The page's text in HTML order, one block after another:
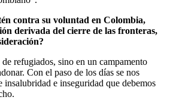
contra su voluntad en Colombia,
derivada del cierre de las fronteras,
refugiados, sino en un campamento
Con el paso de los días se nos
insalubridad e inseguridad que debemos